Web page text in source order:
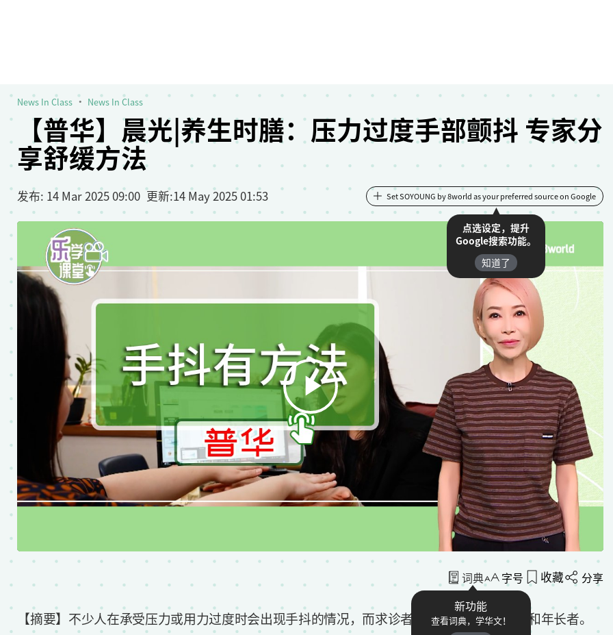
【普华】晨光|养生时膳：压力过度手部颤抖 专家分
享舒缓方法
News In Class News In Class
发布: 14 Mar 2025 09:00 更新:14 May 2025 01:53 Set SOYOUNG by 8world as your preferred source on Google
点选设定，提升
Google搜索功能。
知道了
词典
新功能
查看词典，学华文！
字号 收藏 分享
【摘要】不少人在承受压力或用力过度时会出现手抖的情况，而求诊者当中，较多是年轻人和年长者。